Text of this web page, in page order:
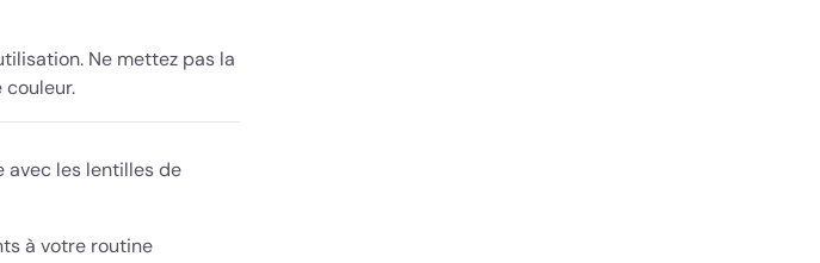
Ne mettez pas la
couleur.
avec les lentilles de
à votre routine